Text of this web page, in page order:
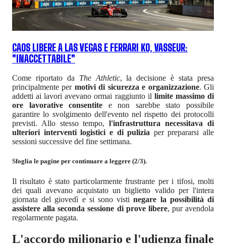
CAOS LIBERE A LAS VEGAS E FERRARI KO, VASSEUR:
"INACCETTABILE"
Come riportato da The Athletic, la decisione è stata presa
principalmente per motivi di sicurezza e organizzazione. Gli
addetti ai lavori avevano ormai raggiunto il limite massimo di
ore lavorative consentite e non sarebbe stato possibile
garantire lo svolgimento dell'evento nel rispetto dei protocolli
previsti. Allo stesso tempo,l'infrastruttura necessitava di
ulteriori interventi logistici e di pulizia per prepararsi alle
sessioni successive del fine settimana.
Sfoglia le pagine per continuare a leggere (2/3).
Il risultato è stato particolarmente frustrante per i tifosi, molti
dei quali avevano acquistato un biglietto valido per l'intera
giornata del giovedì e si sono visti negare la possibilità di
assistere alla seconda sessione di prove libere, pur avendola
regolarmente pagata.
L'accordo milionario e l'udienza finale